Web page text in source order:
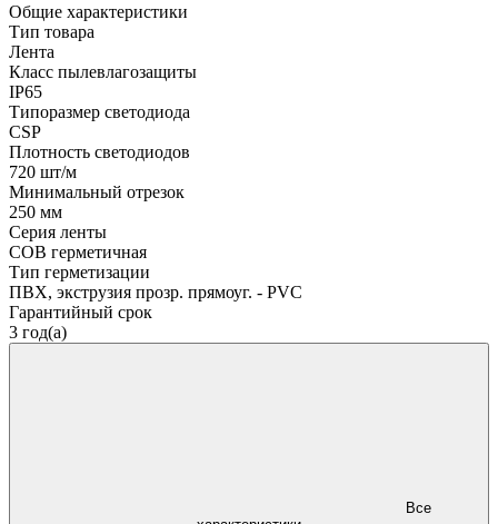
Общие характеристики
Тип товара
Лента
Класс пылевлагозащиты
IP65
Типоразмер светодиода
CSP
Плотность светодиодов
720 шт/м
Минимальный отрезок
250 мм
Серия ленты
COB герметичная
Тип герметизации
ПВХ, экструзия прозр. прямоуг. - PVC
Гарантийный срок
3 год(а)